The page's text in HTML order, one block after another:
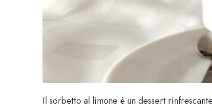
Il sorbetto al limone è un dessert